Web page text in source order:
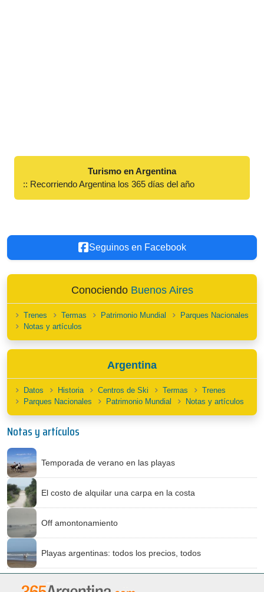
Turismo en Argentina
:: Recorriendo Argentina los 365 días del año
Seguinos en Facebook
Conociendo Buenos Aires
Trenes Termas Patrimonio Mundial
Parques Nacionales
Notas y artículos
Argentina
Datos Historia Centros de Ski Termas
Trenes
Parques Nacionales
Patrimonio Mundial Notas y artículos
Notas y artículos
Temporada de verano en las playas
El costo de alquilar una carpa en la costa
Off amontonamiento
Playas argentinas: todos los precios, todos